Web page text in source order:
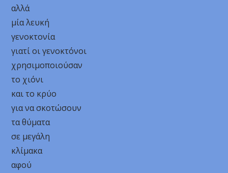
αλλά
μία λευκή
γενοκτονία
γιατί οι γενοκτόνοι
χρησιμοποιούσαν
το χιόνι
και το κρύο
για να σκοτώσουν
τα θύματα
σε μεγάλη
κλίμακα
αφού